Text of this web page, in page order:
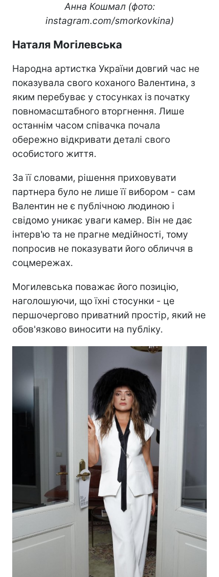
Анна Кошмал (фото:
instagram.com/smorkovkina)
Наталя Могілевська
Народна артистка України довгий час не
показувала свого коханого Валентина, з
яким перебуває у стосунках із початку
повномасштабного вторгнення. Лише
останнім часом співачка почала
обережно відкривати деталі свого
особистого життя.
За її словами, рішення приховувати
партнера було не лише її вибором - сам
Валентин не є публічною людиною і
свідомо уникає уваги камер. Він не дає
інтерв'ю та не прагне медійності, тому
попросив не показувати його обличчя в
соцмережах.
Могилевська поважає його позицію,
наголошуючи, що їхні стосунки - це
першочергово приватний простір, який не
обов'язково виносити на публіку.